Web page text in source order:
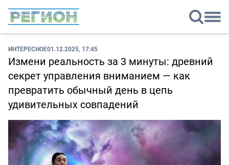
ИНТЕРЕСНОЕ01.12.2025, 17:45
Измени реальность за 3 минуты: древний
секрет управления вниманием — как
превратить обычный день в цепь
удивительных совпадений